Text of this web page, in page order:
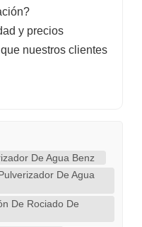
y precios
nuestros clientes
De Agua Benz
De Agua
De Rociado De